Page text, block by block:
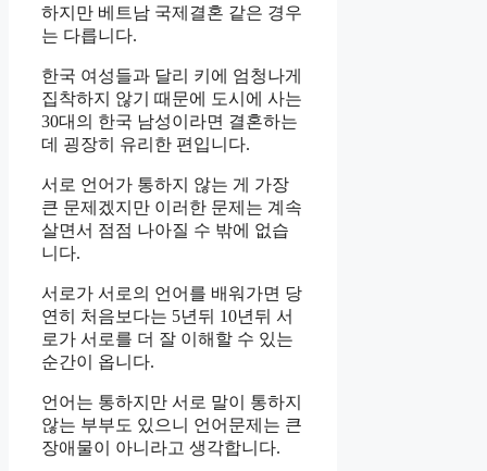
하지만 베트남 국제결혼 같은 경우
는 다릅니다.
한국 여성들과 달리 키에 엄청나게
집착하지 않기 때문에 도시에 사는
30대의 한국 남성이라면 결혼하는
데 굉장히 유리한 편입니다.
서로 언어가 통하지 않는 게 가장
큰 문제겠지만 이러한 문제는 계속
살면서 점점 나아질 수 밖에 없습
니다.
서로가 서로의 언어를 배워가면 당
연히 처음보다는 5년뒤 10년뒤 서
로가 서로를 더 잘 이해할 수 있는
순간이 옵니다.
언어는 통하지만 서로 말이 통하지
않는 부부도 있으니 언어문제는 큰
장애물이 아니라고 생각합니다.